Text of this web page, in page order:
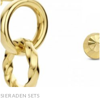
SIERADEN SETS